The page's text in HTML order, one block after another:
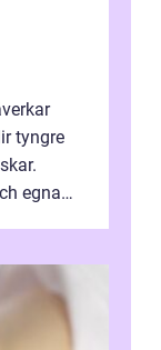
tyngre
egna